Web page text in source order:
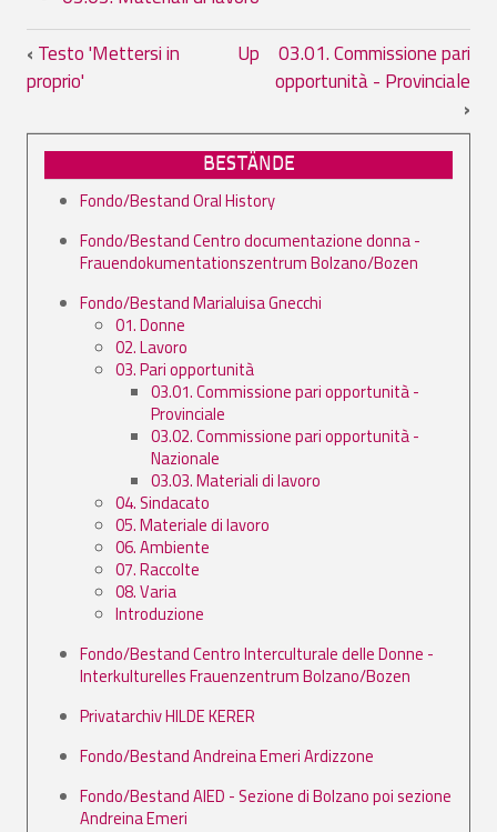
Book traversal links for 03. Pari
‹ Testo 'Mettersi in
proprio'
Up
03.01. Commissione pari
opportunità - Provinciale
›
BESTÄNDE
Fondo/Bestand Oral History
Fondo/Bestand Centro documentazione donna -
Frauendokumentationszentrum Bolzano/Bozen
Fondo/Bestand Marialuisa Gnecchi
01. Donne
02. Lavoro
03. Pari opportunità
03.01. Commissione pari opportunità -
Provinciale
03.02. Commissione pari opportunità -
Nazionale
03.03. Materiali di lavoro
04. Sindacato
05. Materiale di lavoro
06. Ambiente
07. Raccolte
08. Varia
Introduzione
Fondo/Bestand Centro Interculturale delle Donne -
Interkulturelles Frauenzentrum Bolzano/Bozen
Privatarchiv HILDE KERER
Fondo/Bestand Andreina Emeri Ardizzone
Fondo/Bestand AIED - Sezione di Bolzano poi sezione
Andreina Emeri